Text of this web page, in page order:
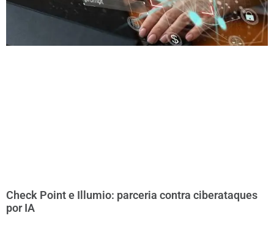
Check Point e Illumio: parceria contra ciberataques
por IA